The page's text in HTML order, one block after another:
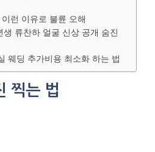
런 이유로 불륜 오해
생 류찬하 얼굴 신상 공개 숨진
웨딩 추가비용 최소화 하는 법
찍는 법